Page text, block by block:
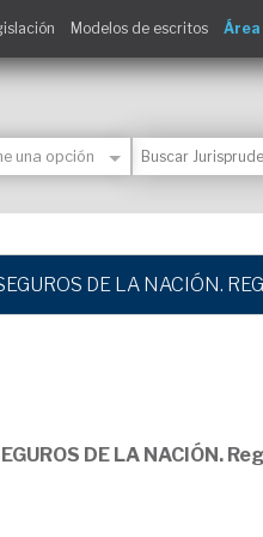
Modelos de escritos Área
DE LA NACIÓN.
DE LA NACIÓN.